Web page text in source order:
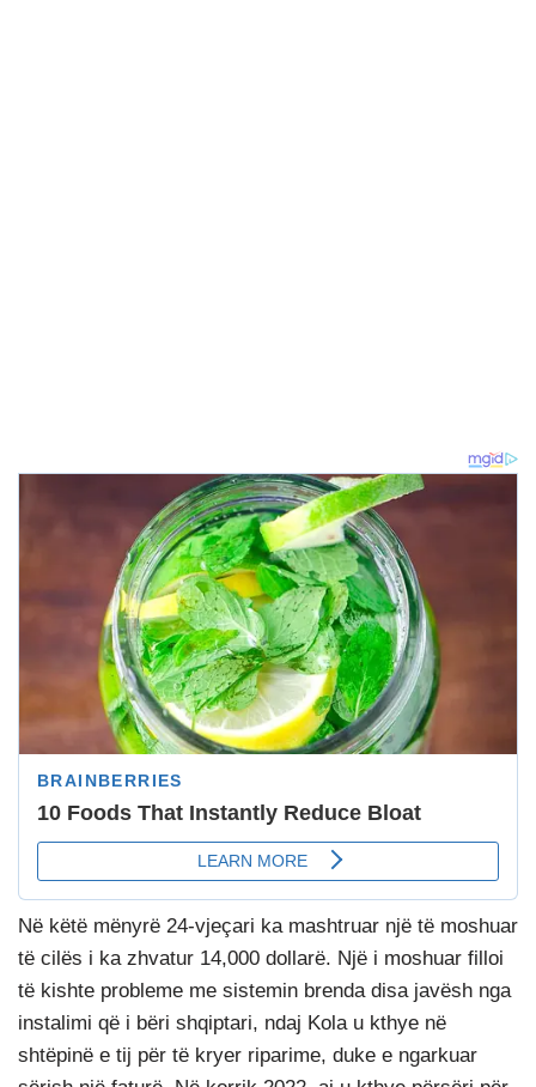
Në këtë mënyrë 24-vjeçari ka mashtruar një të moshuar
të cilës i ka zhvatur 14,000 dollarë. Një i moshuar filloi
të kishte probleme me sistemin brenda disa javësh nga
instalimi që i bëri shqiptari, ndaj Kola u kthye në
shtëpinë e tij për të kryer riparime, duke e ngarkuar